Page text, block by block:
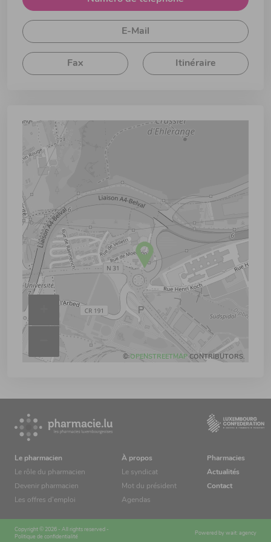
E-Mail
Fax Itinéraire
©OPENSTREETMAPCONTRIBUTORS.
Le pharmacien
Le rôle du pharmacien
Devenir pharmacien
Les offres d’emploi
À propos
Le syndicat
Mot du président
Agendas
Pharmacies
Actualités
Contact
Copyright © 2026 - All rights reserved -
Politique de confidentialité
Powered by wait: agency